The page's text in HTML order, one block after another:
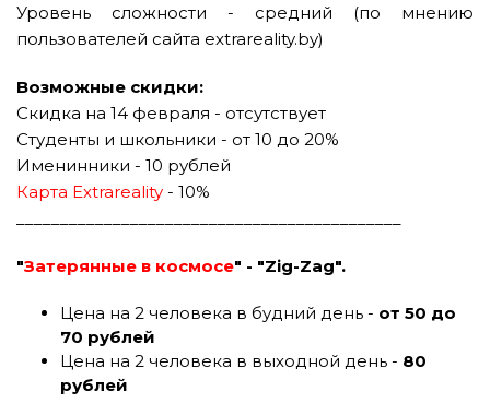
Уровень сложности - средний (по мнению
пользователей сайта extrareality.by)
Возможные скидки:
Скидка на 14 февраля - отсутствует
Студенты и школьники - от 10 до 20%
Именинники - 10 рублей
Карта Extrareality - 10%
"Затерянные в космосе" - "Zig-Zag".
Цена на 2 человека в будний день - от 50 до
70 рублей
Цена на 2 человека в выходной день - 80
рублей